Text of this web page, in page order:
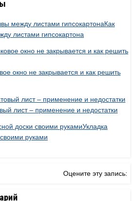
Как
листами гипсокартона
окно не закрывается и как решить
лист – применение и недостатки
Укладка
руками
Оцените эту запись: